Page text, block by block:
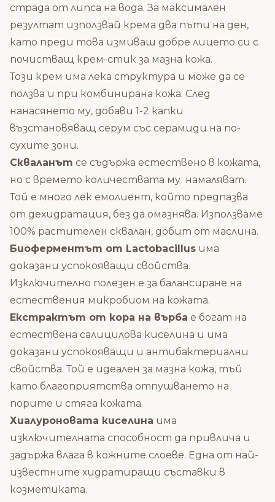
страда от липса на вода. За максимален
резултат използвай крема два пъти на ден,
като преди това измиваш добре лицето си с
почистващ крем-стик за мазна кожа.
Този крем има лека структура и може да се
ползва и при комбинирана кожа. След
нанасянето му, добави 1-2 капки
възстановяващ серум със серамиди на по-
сухите зони.
Скваланът се съдържа естествено в кожата,
но с времето количествата му намаляват.
Той е много лек емолиент, който предпазва
от дехидратация, без да омазнява. Използваме
100% растителен сквалан, добит от маслина.
Биоферментът от Lactobacillus има
доказани успокояващи свойства.
Изключително полезен е за балансиране на
естествения микробиом на кожата.
Екстрактът от кора на върба е богат на
естествена салицилова киселина и има
доказани успокояващи и антибактериални
свойства. Той е идеален за мазна кожа, тъй
като благоприятства отпушването на
порите и стяга кожата.
Хиалуроновата киселина има
изключителната способност да привлича и
задържа влага в кожните слоеве. Една от най-
известните хидратиращи съставки в
козметиката.